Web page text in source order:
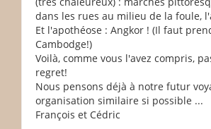
dans les rues au milieu de la foule,
Et l'apothéose : Angkor ! (Il faut
Cambodge!)
Voilà, comme vous l'avez compris,
regret!
Nous pensons déjà à notre futur
organisation similaire si possible ...
François et Cédric